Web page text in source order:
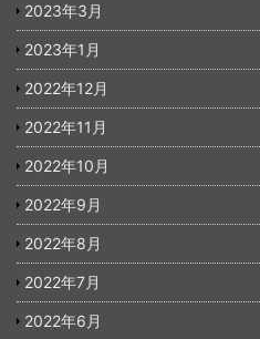
2023年3月
2023年1月
2022年12月
2022年11月
2022年10月
2022年9月
2022年8月
2022年7月
2022年6月